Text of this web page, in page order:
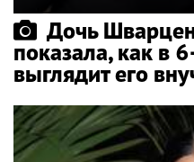
Дочь
показала, как в
выглядит его